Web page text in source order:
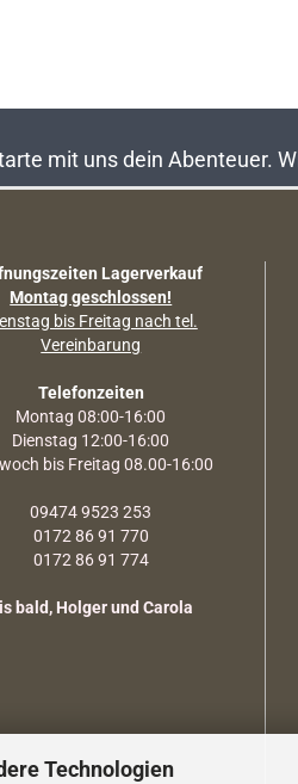
Technologien
mit uns dein Abenteuer.
Lagerverkauf
Montag geschlossen!
bis Freitag nach tel.
Vereinbarung
Telefonzeiten
Montag 08:00-16:00
Dienstag 12:00-16:00
bis Freitag 08.00-16:00
09474 9523 253
0172 86 91 770
0172 86 91 774
bald, Holger und Carola